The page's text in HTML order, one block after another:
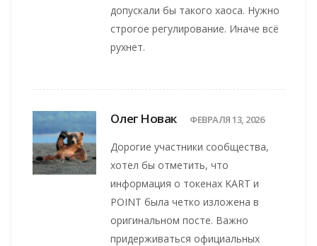
допускали бы такого хаоса. Нужно
строгое регулирование. Иначе всё
рухнет.
Олег Новак ФЕВРАЛЯ 13, 2026
Дорогие участники сообщества,
хотел бы отметить, что
информация о токенах KART и
POINT была четко изложена в
оригинальном посте. Важно
придерживаться официальных